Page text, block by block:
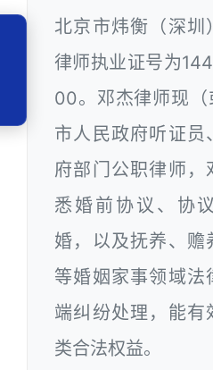
北京市炜衡（深圳
律师执业证号为
00。邓杰律师现（
市人民政府听证员
府部门公职律师，
悉婚前协议、协
婚，以及抚养、赡
等婚姻家事领域法
端纠纷处理，能有
类合法权益。